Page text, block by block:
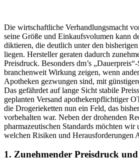
Die wirtschaftliche Verhandlungsmacht
seine Größe und Einkaufsvolumen kann
diktieren, die deutlich unter den
liegen. Hersteller geraten dadurch
Preisdruck. Besonders dm’s
branchenweit Wirkung zeigen, wenn
Apotheken gezwungen sind, mit
Das gefährdet auf lange Sicht stabile
geplanten Versand apothekenpflichtiger
die Drogerieketten nun ein Feld, das
vorbehalten war. Neben der drohenden
pharmazeutischen Standards möchten wir
welchen Risiken und Herausforderungen
1. Zunehmender Preisdruck